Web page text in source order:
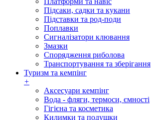
Підсаки, садки та кукани
Підставки та род-поди
Поплавки
Сигналізатори клювання
Змазки
Спорядження риболова
Транспортування та зберігання
Туризм та кемпінг
+
Аксесуари кемпінг
Вода - фляги, термоси, ємності
Гігієна та косметика
Килимки та подушки